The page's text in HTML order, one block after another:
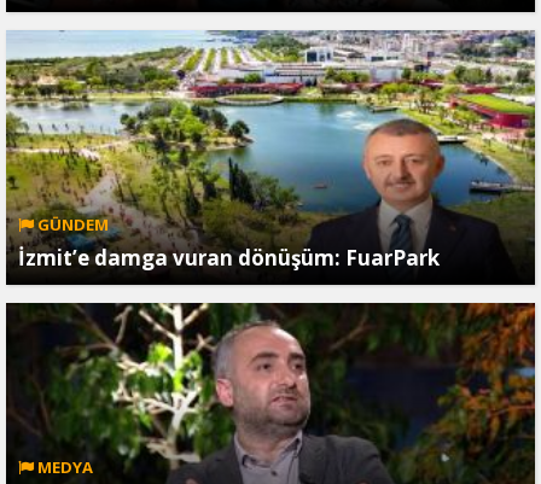
GÜNDEM
İzmit’e damga vuran dönüşüm: FuarPark
MEDYA